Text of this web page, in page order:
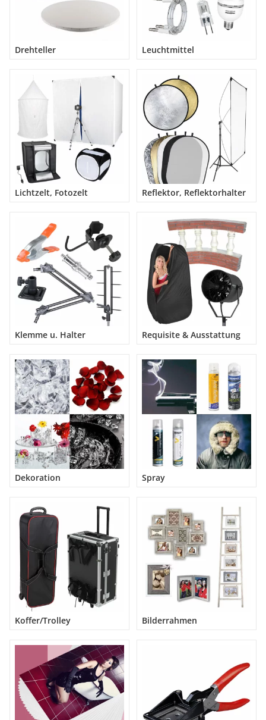
Drehteller Leuchtmittel
Lichtzelt, Fotozelt Reflektor, Reflektorhalter
Klemme u. Halter Requisite & Ausstattung
Dekoration Spray
Koffer/Trolley Bilderrahmen